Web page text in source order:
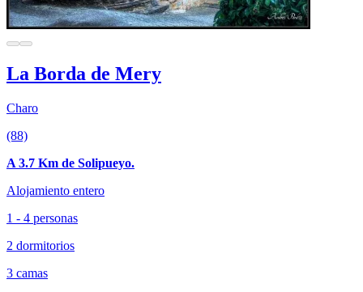
La Borda de Mery
Charo
(88)
A 3.7 Km de Solipueyo.
Alojamiento entero
1 - 4 personas
2 dormitorios
3 camas